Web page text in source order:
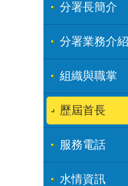
分署長簡介
分署業務介紹
組織與職掌
歷屆首長
服務電話
水情資訊